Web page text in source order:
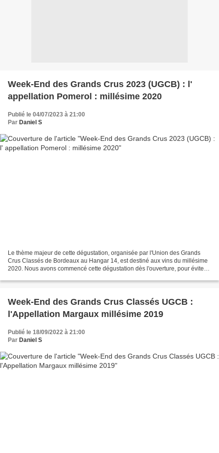
Week-End des Grands Crus 2023 (UGCB) : l'
appellation Pomerol : millésime 2020
Publié le 04/07/2023 à 21:00
Par Daniel S
Le thème majeur de cette dégustation, organisée par l'Union des Grands
Crus Classés de Bordeaux au Hangar 14, est destiné aux vins du millésime
2020. Nous avons commencé cette dégustation dès l'ouverture, pour éviter
Week-End des Grands Crus Classés UGCB :
l'Appellation Margaux millésime 2019
Publié le 18/09/2022 à 21:00
Par Daniel S